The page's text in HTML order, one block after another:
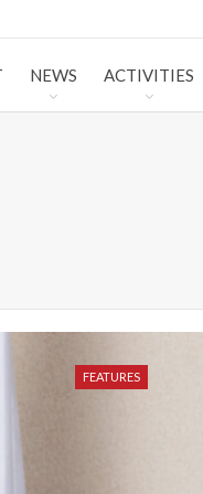
NEWS ACTIVITIES
FEATURES
FEATURES
FEATURES
FEATURES
FEATURES